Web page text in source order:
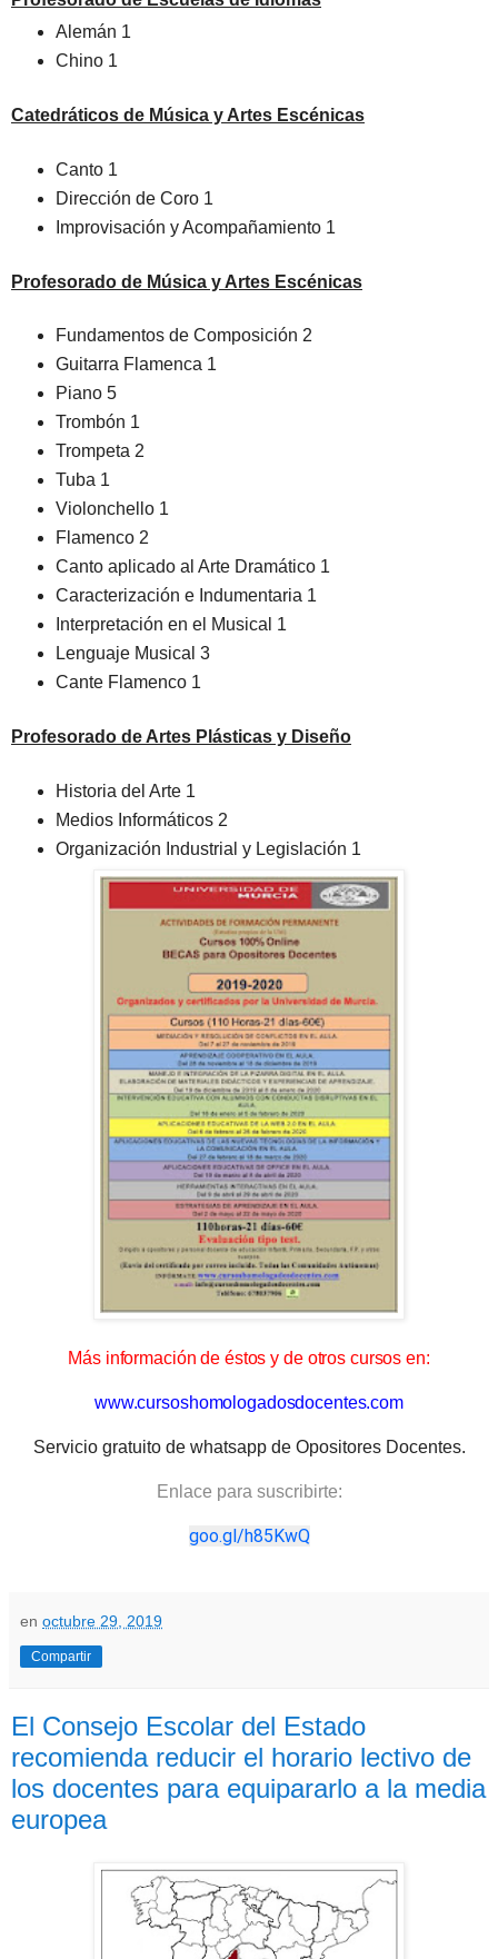
Alemán 1
Chino 1
Catedráticos de Música y Artes Escénicas
Canto 1
Dirección de Coro 1
Improvisación y Acompañamiento 1
Profesorado de Música y Artes Escénicas
Fundamentos de Composición 2
Guitarra Flamenca 1
Piano 5
Trombón 1
Trompeta 2
Tuba 1
Violonchello 1
Flamenco 2
Canto aplicado al Arte Dramático 1
Caracterización e Indumentaria 1
Interpretación en el Musical 1
Lenguaje Musical 3
Cante Flamenco 1
Profesorado de Artes Plásticas y Diseño
Historia del Arte 1
Medios Informáticos 2
Organización Industrial y Legislación 1
Más información de éstos y de otros cursos en:
www.cursoshomologadosdocentes.com
Servicio gratuito de whatsapp de Opositores Docentes.
Enlace para suscribirte:
goo.gl/h85KwQ
en octubre 29, 2019
Compartir
El Consejo Escolar del Estado
recomienda reducir el horario lectivo de
los docentes para equipararlo a la media
europea